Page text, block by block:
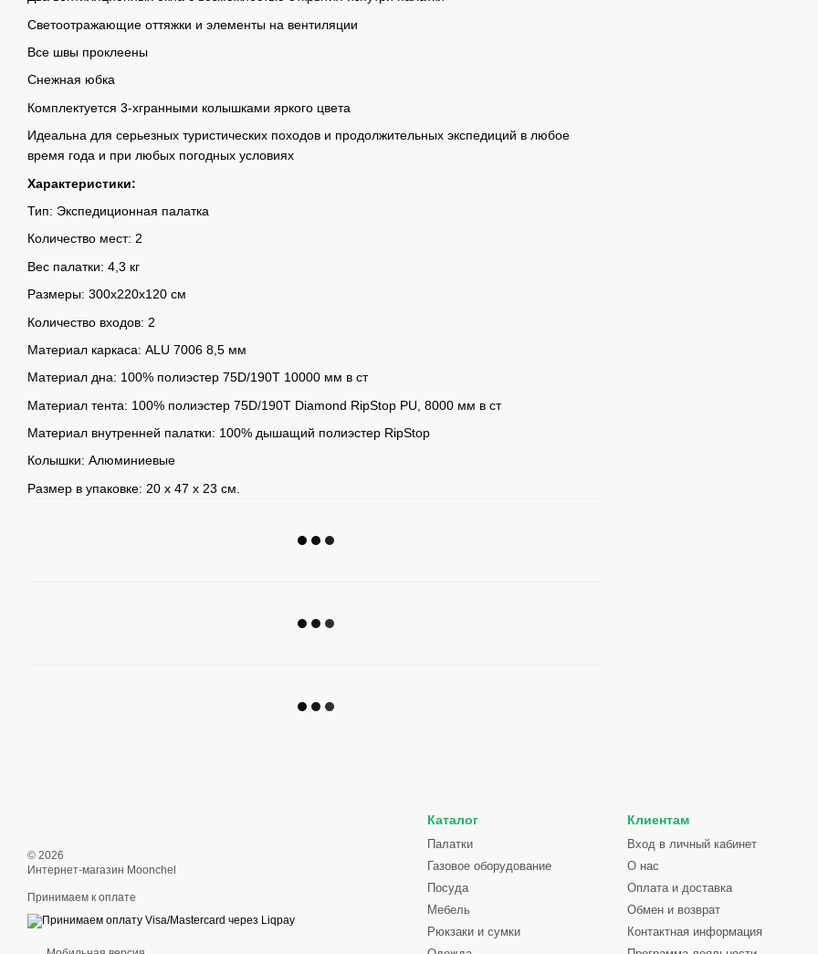
Светоотражающие оттяжки и элементы на вентиляции
Все швы проклеены
Снежная юбка
Комплектуется 3-хгранными колышками яркого цвета
Идеальна для серьезных туристических походов и продолжительных экспедиций в любое
время года и при любых погодных условиях
Характеристики:
Тип: Экспедиционная палатка
Количество мест: 2
Вес палатки: 4,3 кг
Размеры: 300х220x120 см
Количество входов: 2
Материал каркаса: ALU 7006 8,5 мм
Материал дна: 100% полиэстер 75D/190T 10000 мм в ст
Материал тента: 100% полиэстер 75D/190T Diamond RipStop PU, 8000 мм в ст
Материал внутренней палатки: 100% дышащий полиэстер RipStop
Колышки: Алюминиевые
Размер в упаковке: 20 x 47 x 23 см.
© 2026
Интернет-магазин Moonchel
Принимаем к оплате
Каталог
Палатки
Газовое оборудование
Посуда
Мебель
Рюкзаки и сумки
Клиентам
Вход в личный кабинет
О нас
Оплата и доставка
Обмен и возврат
Контактная информация